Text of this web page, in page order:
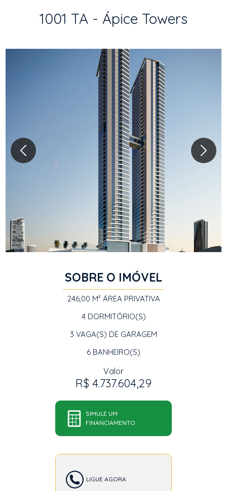
1001 TA - Ápice Towers
SOBRE O IMÓVEL
246,00 M² ÁREA PRIVATIVA
4DORMITÓRIO(S)
3 VAGA(S) DE GARAGEM
6 BANHEIRO(S)
Valor
R$ 4.737.604,29
SIMULE UM
FINANCIAMENTO
LIGUE AGORA